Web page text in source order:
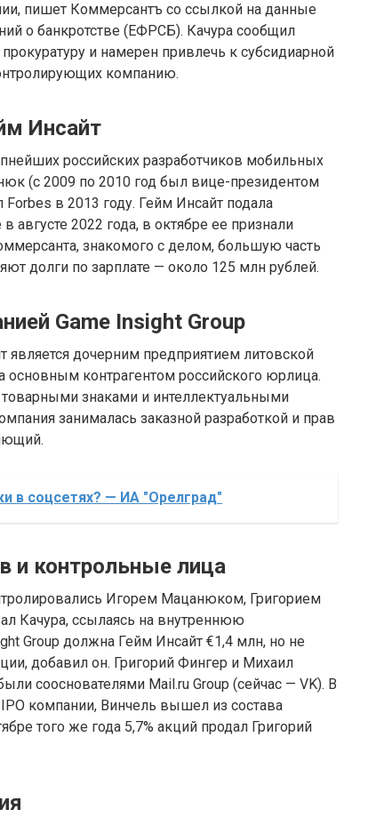
пишет Коммерсантъ со ссылкой на данные
о банкротстве (ЕФРСБ). Качура сообщил
и намерен привлечь к субсидиарной
компанию.
Инсайт
российских разработчиков мобильных
(с 2009 по 2010 год был вице-президентом
Forbes в 2013 году. Гейм Инсайт подала
августе 2022 года, в октябре ее признали
знакомого с делом, большую часть
долги по зарплате — около 125 млн рублей.
Game Insight Group
является дочерним предприятием литовской
основным контрагентом российского юрлица.
знаками и интеллектуальными
занималась заказной разработкой и прав
в соцсетях? — ИА "Орелград"
и контрольные лица
Игорем Мацанюком, Григорием
Качура, ссылаясь на внутреннюю
Group должна Гейм Инсайт €1,4 млн, но не
добавил он. Григорий Фингер и Михаил
сооснователями Mail.ru Group (сейчас — VK). В
компании, Винчель вышел из состава
того же года 5,7% акций продал Григорий